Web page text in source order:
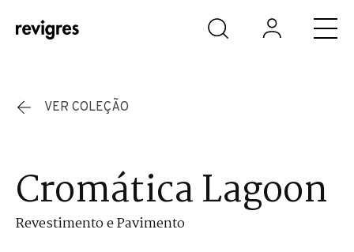
Saltar para o conteúdo principal
VER COLEÇÃO
Cromática Lagoon
Revestimento e Pavimento